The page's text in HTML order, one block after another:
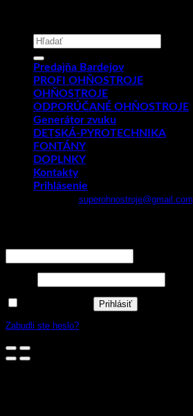
Hľadať:
Predajňa Bardejov
PROFI OHŇOSTROJE
OHŇOSTROJE
ODPORÚČANÉ OHŇOSTROJE
Generátor zvuku
DETSKÁ-PYROTECHNIKA
FONTÁNY
DOPLNKY
Kontakty
Prihlásenie
superohnostroje@gmail.com
Prihlásiť
Zabudli ste heslo?